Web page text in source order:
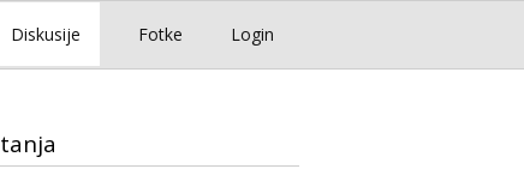
Login
Diskusije Fotke